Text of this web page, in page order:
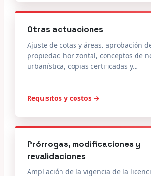
Otras actuaciones
Ajuste de cotas y áreas, aprobación
propiedad horizontal, conceptos de
urbanística, copias certificadas y…
Requisitos y costos →
Prórrogas, modificaciones y
revalidaciones
Ampliación de la vigencia de la